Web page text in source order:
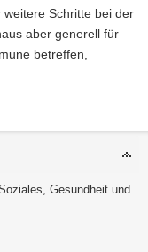
weitere Schritte bei der
aber generell für
betreffen,
Gesundheit und